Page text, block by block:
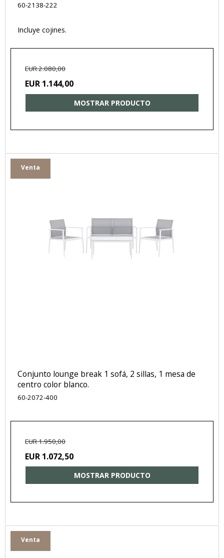
60-2138-222
Incluye cojines.
EUR 2.080,00
EUR 1.144,00
MOSTRAR PRODUCTO
Venta
Conjunto lounge break 1 sofá, 2 sillas, 1 mesa de
centro color blanco.
60-2072-400
EUR 1.950,00
EUR 1.072,50
MOSTRAR PRODUCTO
Venta